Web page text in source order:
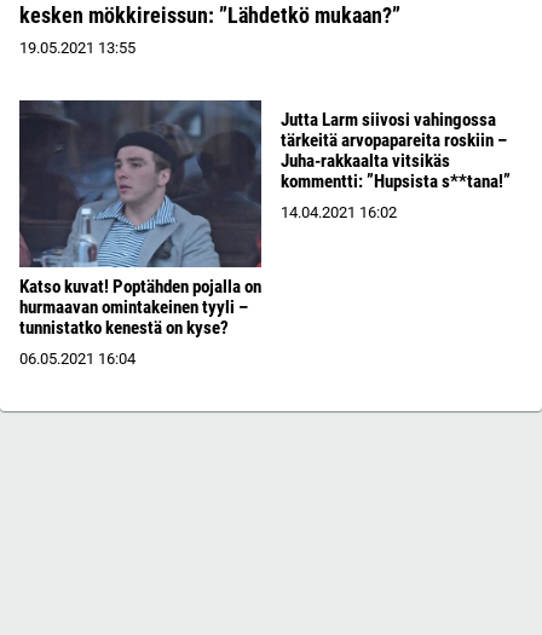
kesken mökkireissun: ”Lähdetkö mukaan?”
19.05.2021 13:55
Katso kuvat! Poptähden pojalla on
hurmaavan omintakeinen tyyli –
tunnistatko kenestä on kyse?
06.05.2021 16:04
Jutta Larm siivosi vahingossa
tärkeitä arvopapareita roskiin –
Juha-rakkaalta vitsikäs
kommentti: ”Hupsista s**tana!”
14.04.2021 16:02